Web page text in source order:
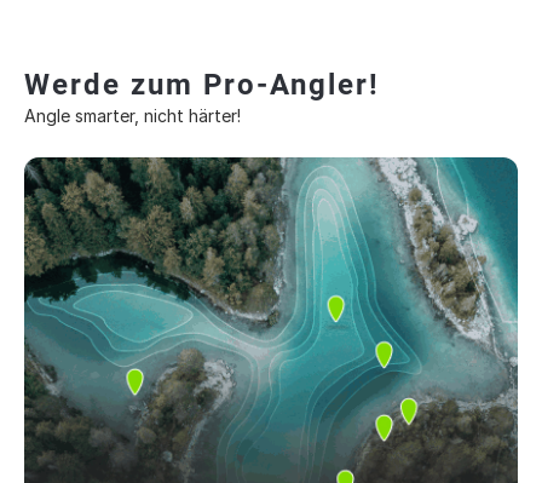
Werde zum Pro-Angler!
Angle smarter, nicht härter!